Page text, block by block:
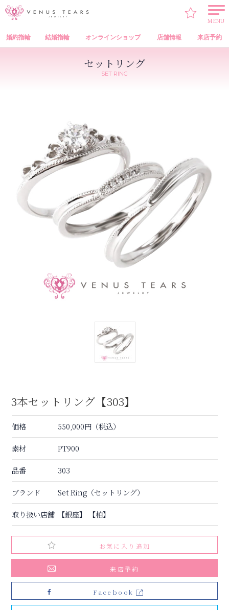
MENU
婚約指輪 結婚指輪 オンラインショップ 店舗情報 来店予約
VENUS TEARS
セットリング
SET RING
3本セットリング【303】
価格 550,000円（税込）
素材 PT900
品番 303
ブランド Set Ring（セットリング）
取り扱い店舗 【銀座】 【柏】
お気に入り追加
来店予約
Facebook